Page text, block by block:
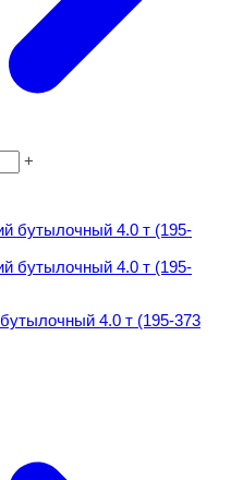
+
4.0 т (195-373
4.0 т (195-373